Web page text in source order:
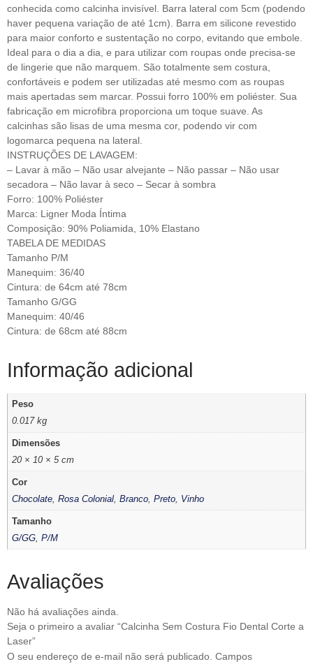
conhecida como calcinha invisível. Barra lateral com 5cm (podendo
haver pequena variação de até 1cm). Barra em silicone revestido
para maior conforto e sustentação no corpo, evitando que embole.
Ideal para o dia a dia, e para utilizar com roupas onde precisa-se
de lingerie que não marquem. São totalmente sem costura,
confortáveis e podem ser utilizadas até mesmo com as roupas
mais apertadas sem marcar. Possui forro 100% em poliéster. Sua
fabricação em microfibra proporciona um toque suave. As
calcinhas são lisas de uma mesma cor, podendo vir com
logomarca pequena na lateral.
INSTRUÇÕES DE LAVAGEM:
– Lavar à mão – Não usar alvejante – Não passar – Não usar
secadora – Não lavar à seco – Secar à sombra
Forro: 100% Poliéster
Marca: Ligner Moda Íntima
Composição: 90% Poliamida, 10% Elastano
TABELA DE MEDIDAS
Tamanho P/M
Manequim: 36/40
Cintura: de 64cm até 78cm
Tamanho G/GG
Manequim: 40/46
Cintura: de 68cm até 88cm
Informação adicional
Peso
0.017 kg
Dimensões
20 × 10 × 5 cm
Cor
Chocolate,Rosa Colonial,Branco,Preto, Vinho
Tamanho
G/GG,P/M
Avaliações
Não há avaliações ainda.
Seja o primeiro a avaliar “Calcinha Sem Costura Fio Dental Corte a
Laser”
O seu endereço de e-mail não será publicado. Campos